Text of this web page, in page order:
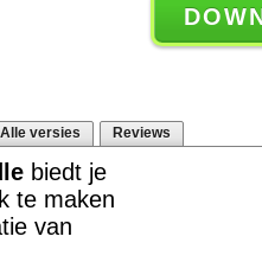
Alle versies Reviews
biedt je
te maken
van